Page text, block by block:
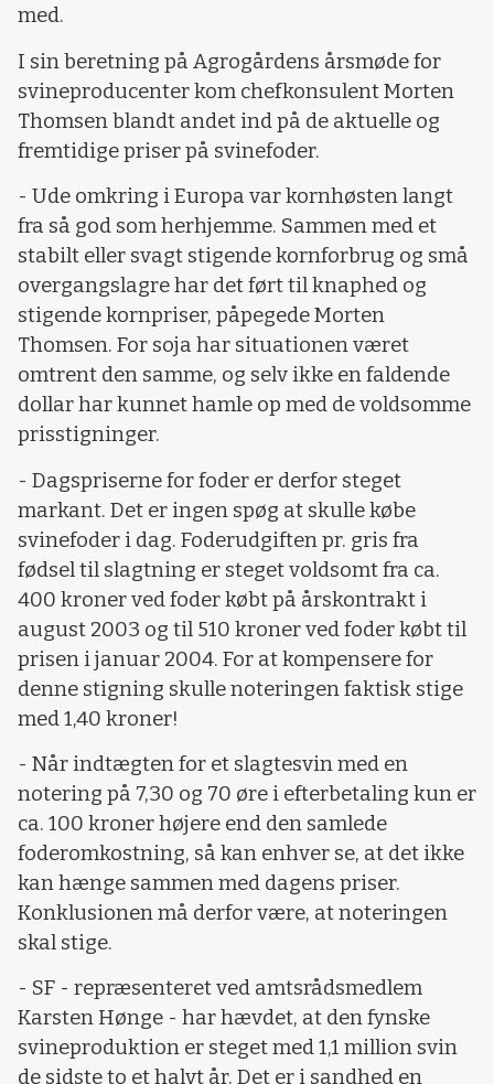
med.
I sin beretning på Agrogårdens årsmøde for
svineproducenter kom chefkonsulent Morten
Thomsen blandt andet ind på de aktuelle og
fremtidige priser på svinefoder.
- Ude omkring i Europa var kornhøsten langt
fra så god som herhjemme. Sammen med et
stabilt eller svagt stigende kornforbrug og små
overgangslagre har det ført til knaphed og
stigende kornpriser, påpegede Morten
Thomsen. For soja har situationen været
omtrent den samme, og selv ikke en faldende
dollar har kunnet hamle op med de voldsomme
prisstigninger.
- Dagspriserne for foder er derfor steget
markant. Det er ingen spøg at skulle købe
svinefoder i dag. Foderudgiften pr. gris fra
fødsel til slagtning er steget voldsomt fra ca.
400 kroner ved foder købt på årskontrakt i
august 2003 og til 510 kroner ved foder købt til
prisen i januar 2004. For at kompensere for
denne stigning skulle noteringen faktisk stige
med 1,40 kroner!
- Når indtægten for et slagtesvin med en
notering på 7,30 og 70 øre i efterbetaling kun er
ca. 100 kroner højere end den samlede
foderomkostning, så kan enhver se, at det ikke
kan hænge sammen med dagens priser.
Konklusionen må derfor være, at noteringen
skal stige.
- SF - repræsenteret ved amtsrådsmedlem
Karsten Hønge - har hævdet, at den fynske
svineproduktion er steget med 1,1 million svin
de sidste to et halvt år. Det er i sandhed en